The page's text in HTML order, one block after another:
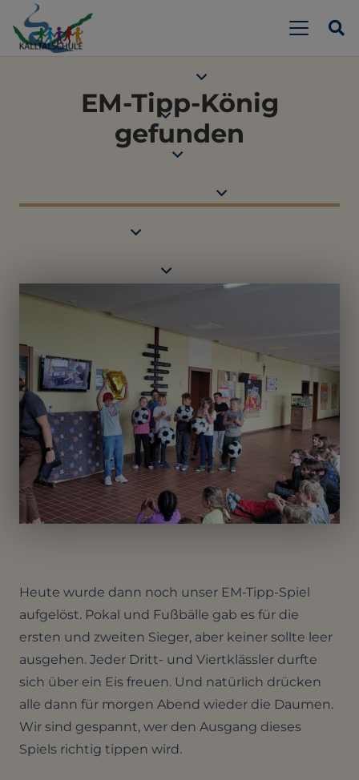
EM-Tipp-König
gefunden
Heute wurde dann noch unser EM-Tipp-Spiel
aufgelöst. Pokal und Fußbälle gab es für die
ersten und zweiten Sieger, aber keiner sollte leer
ausgehen. Jeder Dritt- und Viertklässler durfte
sich über ein Eis freuen. Und natürlich drücken
alle dann für morgen Abend wieder die Daumen.
Wir sind gespannt, wer den Ausgang dieses
Spiels richtig tippen wird.